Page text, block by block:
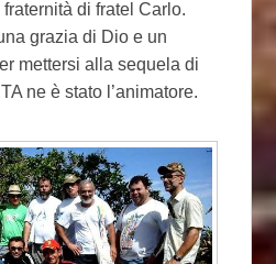
di fratel Carlo.
grazia di Dio e un
mettersi alla sequela di
ne è stato l’animatore.